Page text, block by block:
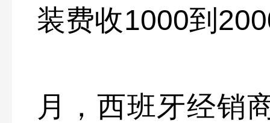
装费收1000到
月，西班牙经销